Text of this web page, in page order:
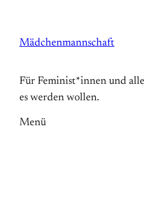
springen
Mädchenmannschaft
Für Feminist*innen und
es werden wollen.
Menü